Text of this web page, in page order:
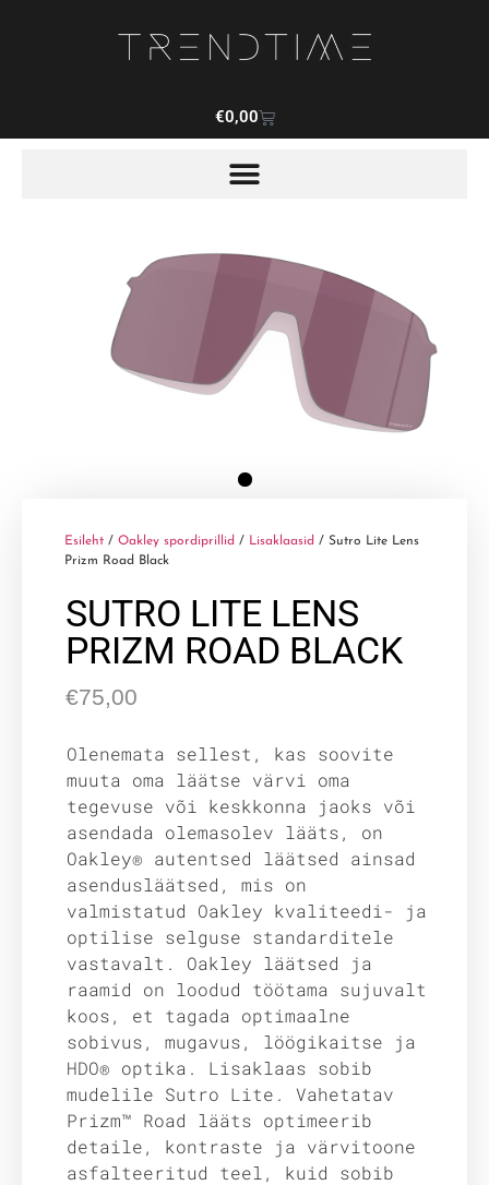
€0,00
Esileht / Oakley spordiprillid / Lisaklaasid / Sutro Lite Lens
Prizm Road Black
SUTRO LITE LENS
PRIZM ROAD BLACK
€75,00
Olenemata sellest, kas soovite
muuta oma läätse värvi oma
tegevuse või keskkonna jaoks või
asendada olemasolev lääts, on
Oakley® autentsed läätsed ainsad
asendusläätsed, mis on
valmistatud Oakley kvaliteedi- ja
optilise selguse standarditele
vastavalt. Oakley läätsed ja
raamid on loodud töötama sujuvalt
koos, et tagada optimaalne
sobivus, mugavus, löögikaitse ja
HDO® optika. Lisaklaas sobib
mudelile Sutro Lite. Vahetatav
Prizm™ Road lääts optimeerib
detaile, kontraste ja värvitoone
asfalteeritud teel, kuid sobib